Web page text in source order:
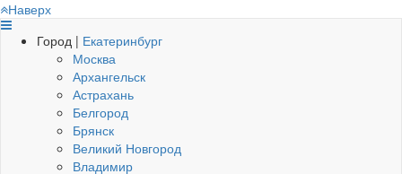
Наверх
Город | Екатеринбург
Москва
Архангельск
Астрахань
Белгород
Брянск
Великий Новгород
Владимир